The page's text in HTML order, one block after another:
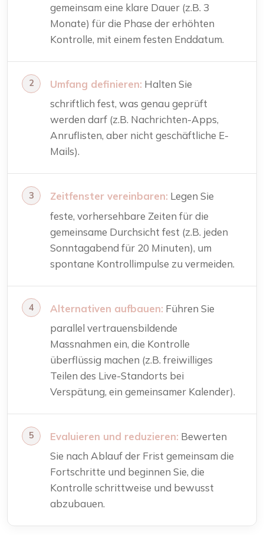
gemeinsam eine klare Dauer (z.B. 3
Monate) für die Phase der erhöhten
Kontrolle, mit einem festen Enddatum.
Umfang definieren: Halten Sie
schriftlich fest, was genau geprüft
werden darf (z.B. Nachrichten-Apps,
Anruflisten, aber nicht geschäftliche E-
Mails).
Zeitfenster vereinbaren: Legen Sie
feste, vorhersehbare Zeiten für die
gemeinsame Durchsicht fest (z.B. jeden
Sonntagabend für 20 Minuten), um
spontane Kontrollimpulse zu vermeiden.
Alternativen aufbauen: Führen Sie
parallel vertrauensbildende
Massnahmen ein, die Kontrolle
überflüssig machen (z.B. freiwilliges
Teilen des Live-Standorts bei
Verspätung, ein gemeinsamer Kalender).
Evaluieren und reduzieren: Bewerten
Sie nach Ablauf der Frist gemeinsam die
Fortschritte und beginnen Sie, die
Kontrolle schrittweise und bewusst
abzubauen.